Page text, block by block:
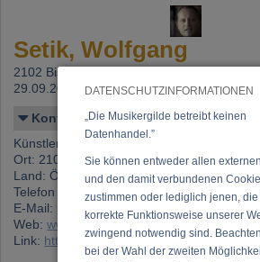
DATENSCHUTZINFORMATIONEN
„Die Musikergilde betreibt keinen
Datenhandel.”
Sie können entweder allen
und den damit verbundenen
zustimmen oder lediglich jenen, die
korrekte Funktionsweise unserer
zwingend notwendig sind.
bei der Wahl der zweiten
Setik, Wolfgang
2102 Bisamberg,
29.09.2025
Kontakt
Künstlername: Setik, Wolfgang
Ort: 2102 Bisamberg
Land: Österreich
Telefon 1: +43 (0)664 260 72 87
E-Mail:
setik@tonstudio-holly.at
Web:www.wolfgangsetik.com
Link: https://www.musikergilde.at/mitglied/